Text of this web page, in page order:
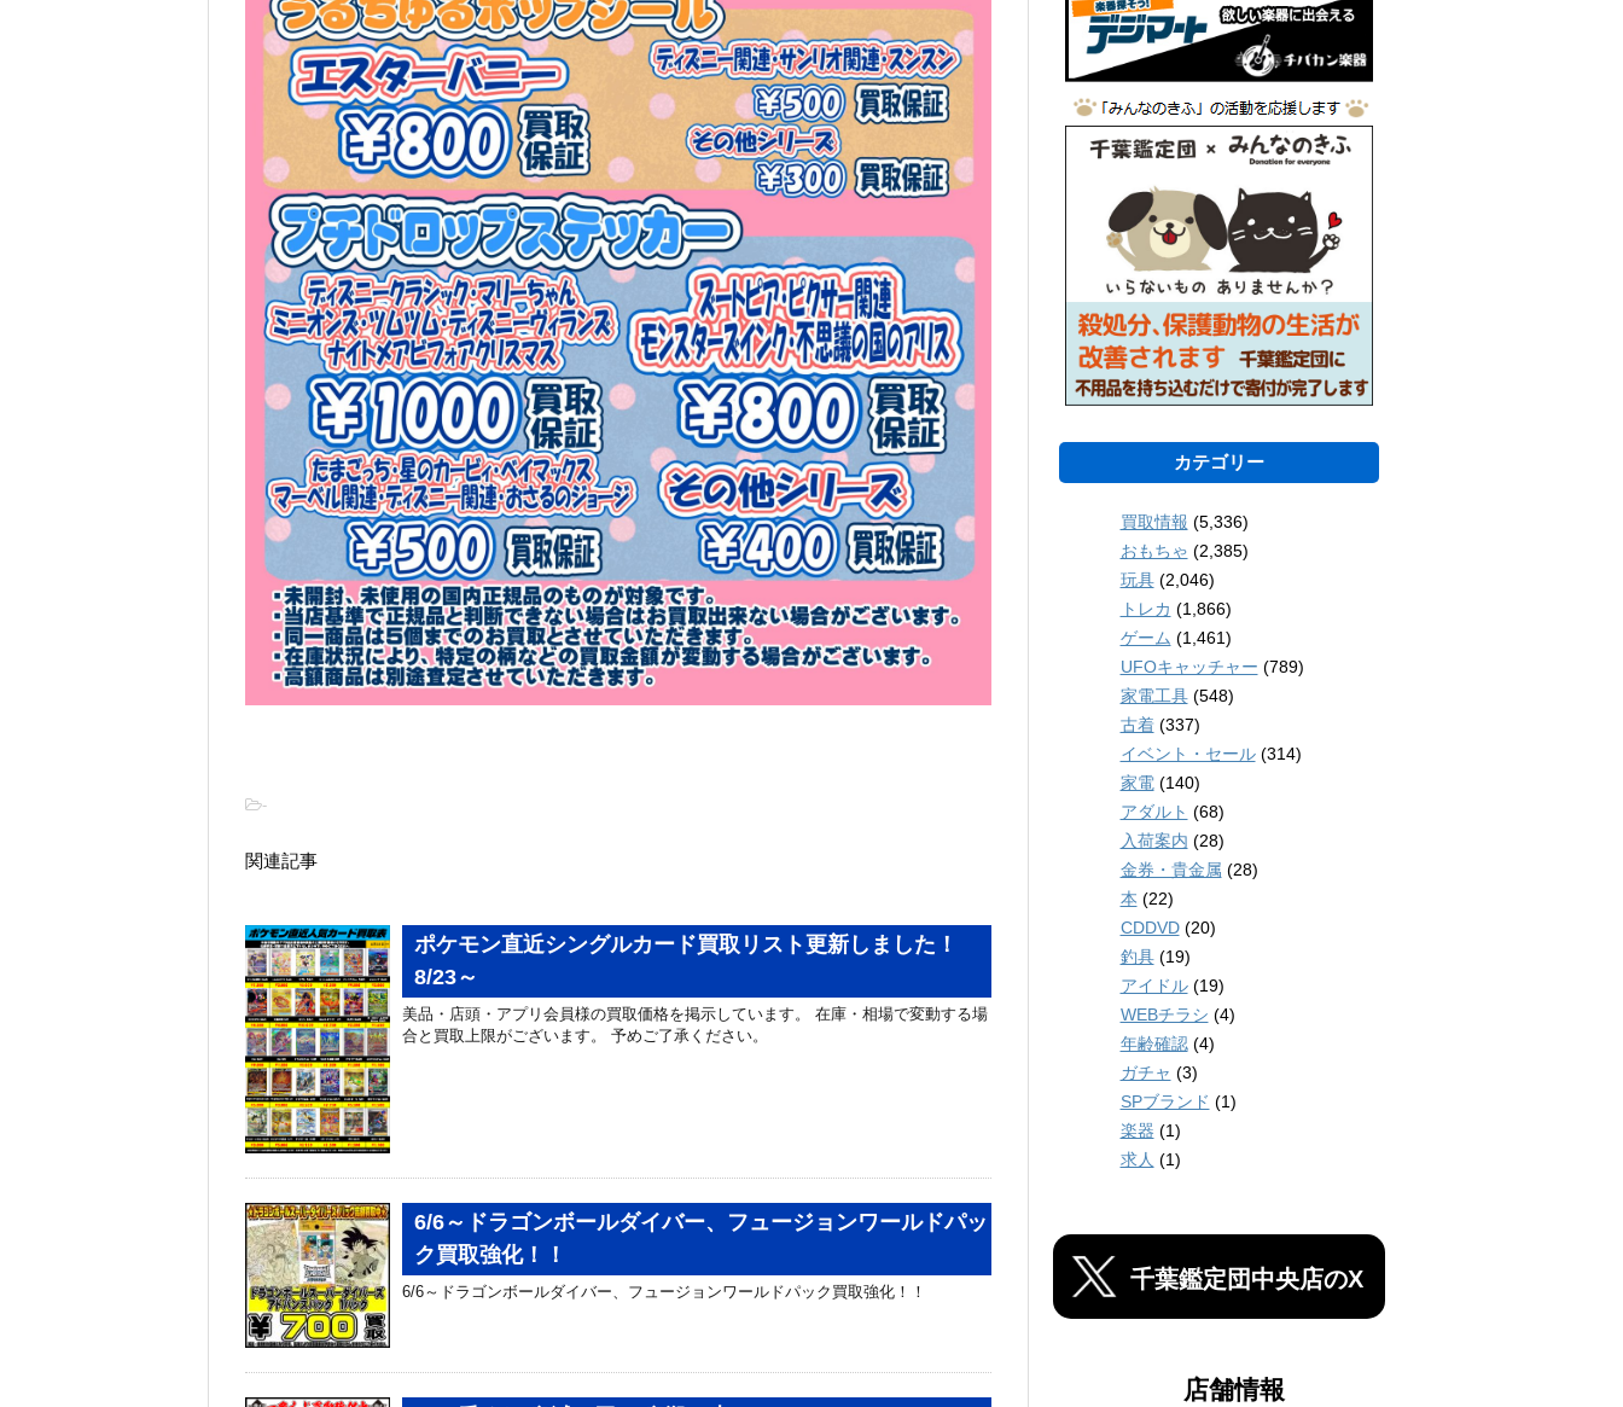
-
関連記事
ポケモン直近シングルカード買取リスト更新しました！
8/23～
美品・店頭・アプリ会員様の買取価格を掲示しています。 在庫・相場で変動する場
合と買取上限がございます。 予めご了承ください。
6/6～ドラゴンボールダイバー、フュージョンワールドパッ
ク買取強化！！
6/6～ドラゴンボールダイバー、フュージョンワールドパック買取強化！！
カテゴリー
買取情報 (5,336)
おもちゃ (2,385)
玩具(2,046)
トレカ (1,866)
ゲーム (1,461)
UFOキャッチャー (789)
家電工具(548)
古着(337)
イベント・セール(314)
家電(140)
アダルト (68)
入荷案内 (28)
金券・貴金属 (28)
本 (22)
CDDVD(20)
釣具(19)
アイドル(19)
WEBチラシ (4)
年齢確認(4)
ガチャ (3)
SPブランド (1)
楽器 (1)
求人 (1)
千葉鑑定団中央店のX
店舗情報